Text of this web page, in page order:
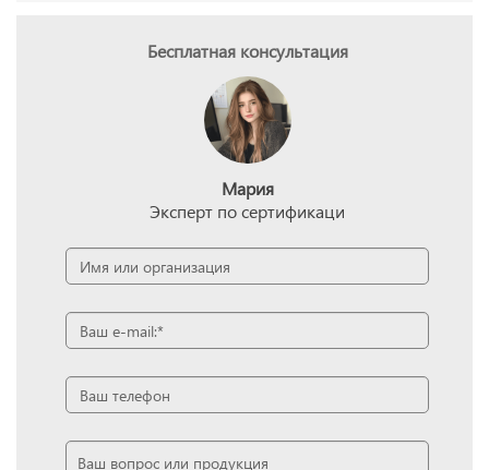
Бесплатная консультация
Мария
Эксперт по сертификаци